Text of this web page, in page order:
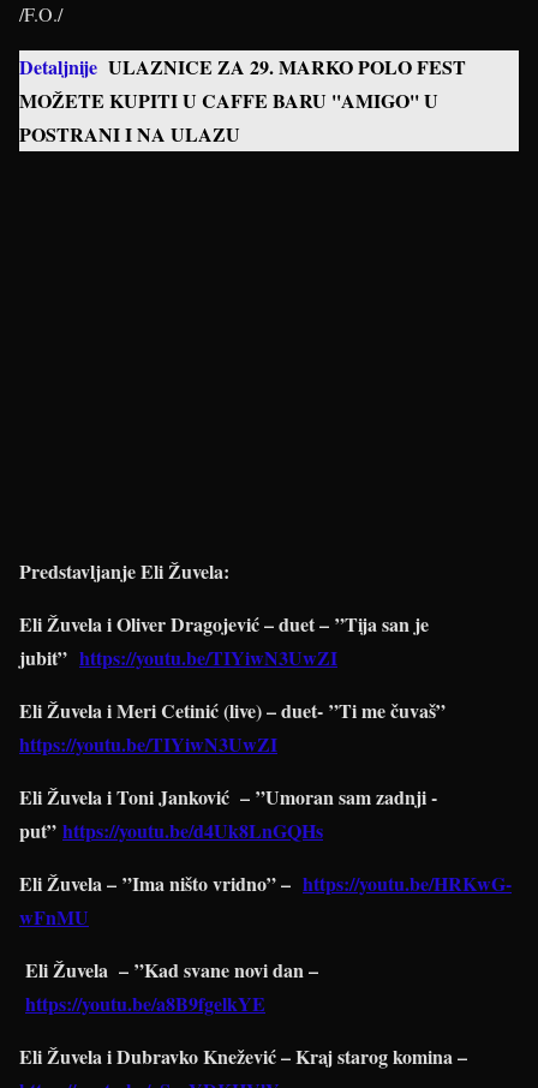
/F.O./
Detaljnije ULAZNICE ZA 29. MARKO POLO FEST
MOŽETE KUPITI U CAFFE BARU ''AMIGO'' U
POSTRANI I NA ULAZU
Predstavljanje Eli Žuvela:
Eli Žuvela i Oliver Dragojević – duet – ”Tija san je
jubit” https://youtu.be/TIYiwN3UwZI
Eli Žuvela i Meri Cetinić (live) – duet- ”Ti me čuvaš”
https://youtu.be/TIYiwN3UwZI
Eli Žuvela i Toni Janković – ”Umoran sam zadnji -
put” https://youtu.be/d4Uk8LnGQHs
Eli Žuvela – ”Ima ništo vridno” – https://youtu.be/HRKwG-
wFnMU
Eli Žuvela – ”Kad svane novi dan –
https://youtu.be/a8B9fgelkYE
Eli Žuvela i Dubravko Knežević – Kraj starog komina –